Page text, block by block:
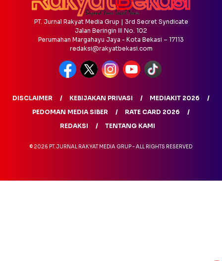
PT. Jurnal Rakyat Media Grup | 3rd Secret Syndicate
Jalan Beringin III No. 102
Perumahan Margahayu Jaya - Kota Bekasi – 17113
redaksi@rakyatbekasi.com
DISCLAIMER KEBIJAKAN PRIVASI
MEDIAKIT 2026
PEDOMAN MEDIA SIBER
RATE CARD 2026
REDAKSI
TENTANG KAMI
© 2026 PT. JURNAL RAKYAT MEDIA GRUP - ALL RIGHTS RESERVED